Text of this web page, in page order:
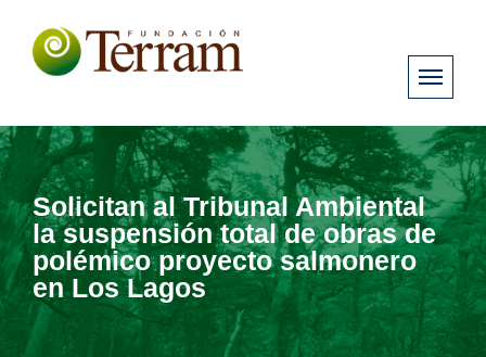
Solicitan al Tribunal Ambiental
la suspensión total de obras de
polémico proyecto salmonero
en Los Lagos